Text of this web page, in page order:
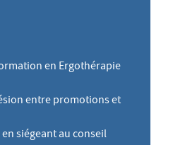
en Ergothérapie
entre promotions et
siégeant au conseil